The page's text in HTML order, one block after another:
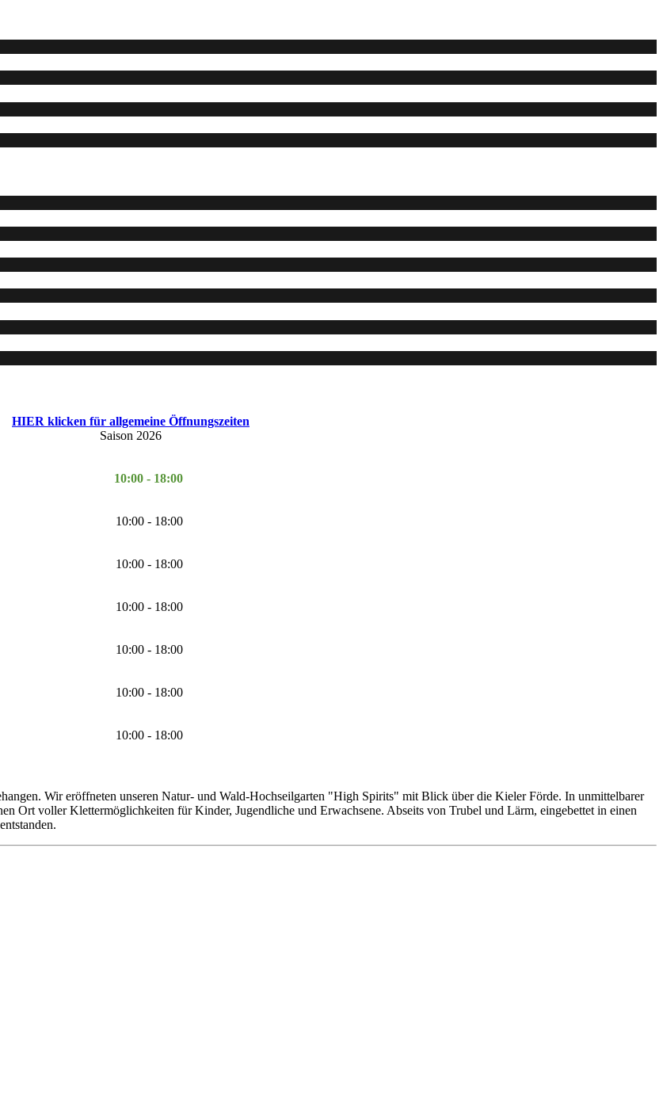
HIER klicken für allgemeine Öffnungszeiten
Saison 2026
10:00 - 18:00
10:00 - 18:00
10:00 - 18:00
10:00 - 18:00
10:00 - 18:00
10:00 - 18:00
10:00 - 18:00
Wir eröffneten unseren Natur- und Wald-Hochseilgarten "High Spirits" mit Blick über die Kieler Förde. In unmittelbarer
Ort voller Klettermöglichkeiten für Kinder, Jugendliche und Erwachsene. Abseits von Trubel und Lärm, eingebettet in einen